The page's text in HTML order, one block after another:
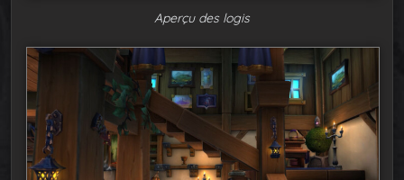
Aperçu des logis